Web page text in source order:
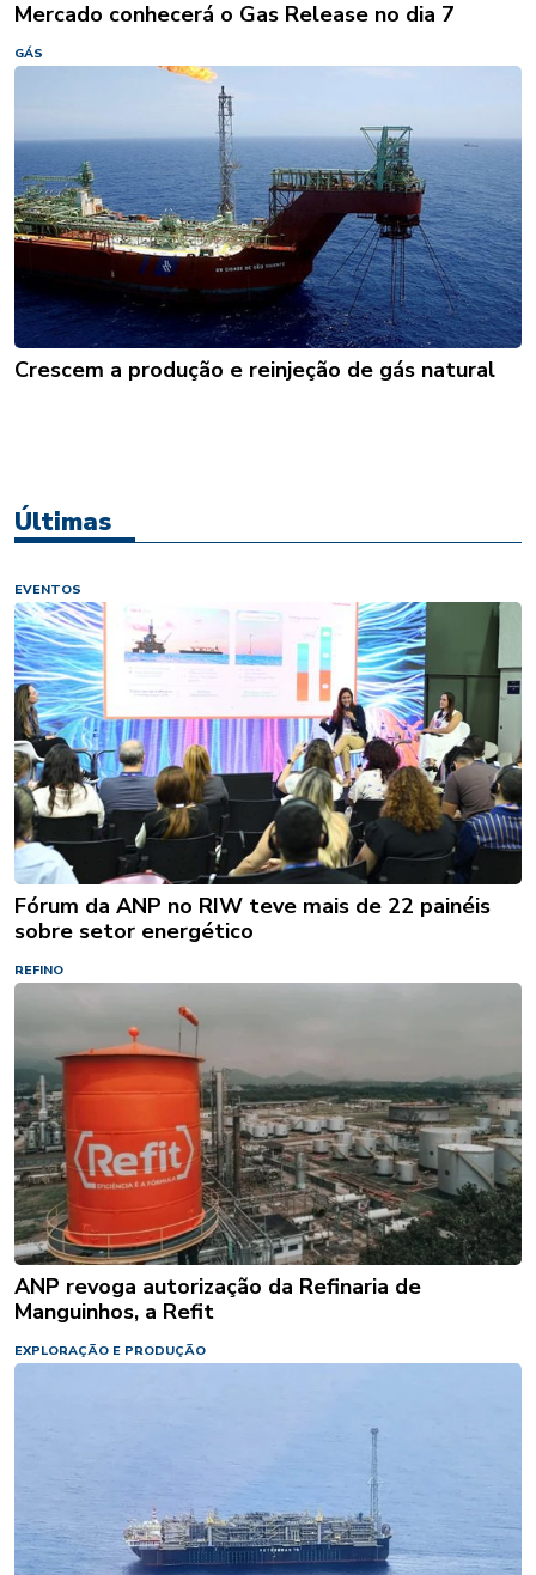
Mercado conhecerá o Gas Release no dia 7
GÁS
Crescem a produção e reinjeção de gás natural
Últimas
EVENTOS
Fórum da ANP no RIW teve mais de 22 painéis
sobre setor energético
REFINO
ANP revoga autorização da Refinaria de
Manguinhos, a Refit
EXPLORAÇÃO E PRODUÇÃO